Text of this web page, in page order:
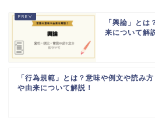
「輿論」と
来について解
「行為規範」とは？意味や例文や読み方
や由来について解説！